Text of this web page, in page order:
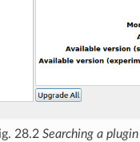
28.2 Searching a